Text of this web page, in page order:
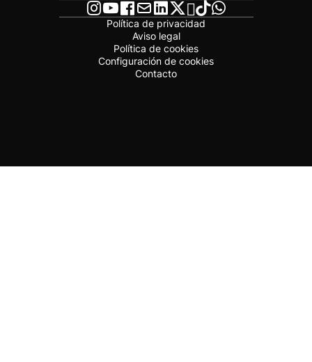
Política de privacidad
Aviso legal
Política de cookies
Configuración de cookies
Contacto